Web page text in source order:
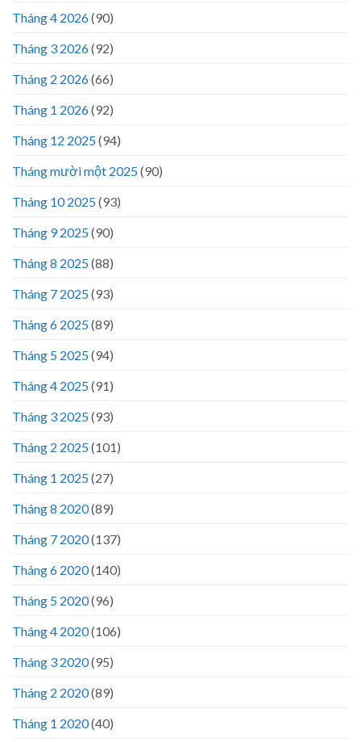
Tháng 4 2026(90)
Tháng 3 2026(92)
Tháng 2 2026(66)
Tháng 1 2026(92)
Tháng 12 2025(94)
Tháng mười một 2025(90)
Tháng 10 2025(93)
Tháng 9 2025(90)
Tháng 8 2025(88)
Tháng 7 2025(93)
Tháng 6 2025(89)
Tháng 5 2025(94)
Tháng 4 2025(91)
Tháng 3 2025(93)
Tháng 2 2025(101)
Tháng 1 2025(27)
Tháng 8 2020(89)
Tháng 7 2020(137)
Tháng 6 2020(140)
Tháng 5 2020(96)
Tháng 4 2020(106)
Tháng 3 2020(95)
Tháng 2 2020(89)
Tháng 1 2020(40)